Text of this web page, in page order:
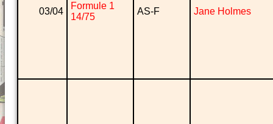
03/04
Formule 1
14/75
AS-F Jane Holmes